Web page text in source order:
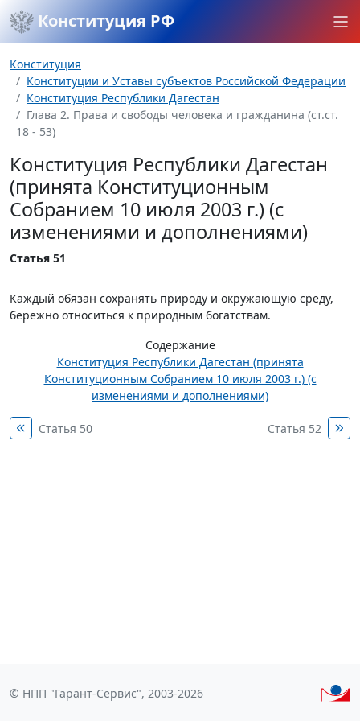
Конституция РФ
Конституция
Конституции и Уставы субъектов Российской Федерации
Конституция Республики Дагестан
Глава 2. Права и свободы человека и гражданина (ст.ст.
18 - 53)
Конституция Республики Дагестан
(принята Конституционным
Собранием 10 июля 2003 г.) (с
изменениями и дополнениями)
Статья 51
Каждый обязан сохранять природу и окружающую среду,
бережно относиться к природным богатствам.
Содержание
Конституция Республики Дагестан (принята
Конституционным Собранием 10 июля 2003 г.) (с
изменениями и дополнениями)
Статья 50 Статья 52
© НПП "Гарант-Сервис", 2003-2026